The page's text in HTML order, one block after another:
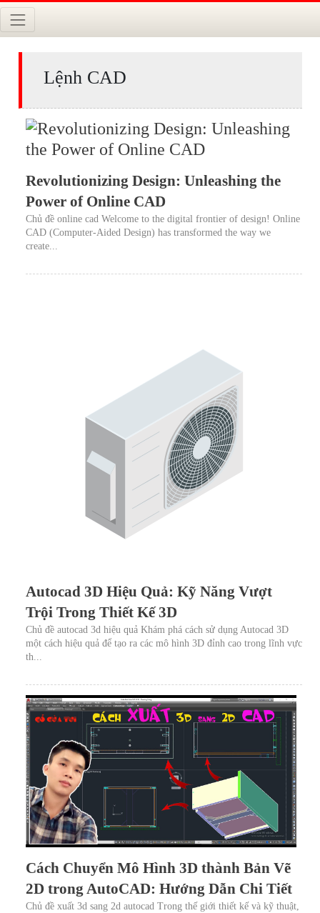
Lệnh CAD
Revolutionizing Design: Unleashing the
Power of Online CAD
Chủ đề online cad Welcome to the digital frontier of design! Online
CAD (Computer-Aided Design) has transformed the way we
create...
Autocad 3D Hiệu Quả: Kỹ Năng Vượt
Trội Trong Thiết Kế 3D
Chủ đề autocad 3d hiệu quả Khám phá cách sử dụng Autocad 3D
một cách hiệu quả để tạo ra các mô hình 3D đỉnh cao trong lĩnh vực
th...
Cách Chuyển Mô Hình 3D thành Bản Vẽ
2D trong AutoCAD: Hướng Dẫn Chi Tiết
Chủ đề xuất 3d sang 2d autocad Trong thế giới thiết kế và kỹ thuật,